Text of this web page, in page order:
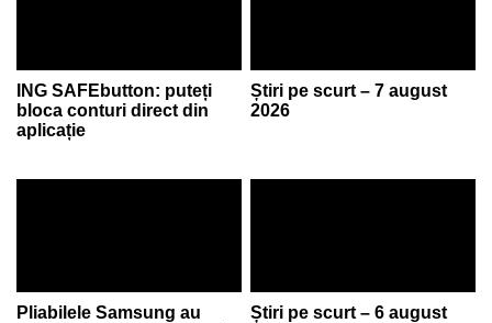
ING SAFEbutton: puteți
bloca conturi direct din
aplicație
Știri pe scurt – 7 august
2026
Pliabilele Samsung au
Știri pe scurt – 6 august